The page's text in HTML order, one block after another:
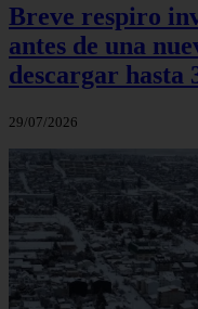
Breve respiro
antes de una
descargar hasta
29/07/2026